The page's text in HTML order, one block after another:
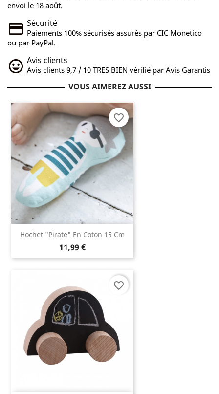
envoi le 18 août.
Sécurité
Paiements 100% sécurisés assurés par CIC Monetico
ou par PayPal.
Avis clients
Avis clients 9,7 / 10 TRES BIEN vérifié par Avis Garantis
VOUS AIMEREZ AUSSI
Hochet "Pirate" En Coton 15 Cm
11,99 €
favorite_border
favorite_border